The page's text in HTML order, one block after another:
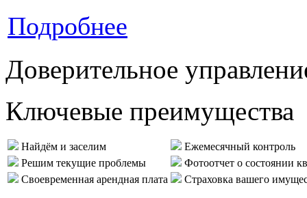
Подробнее
Доверительное
Ключевые преимущества
Найдём и заселим
Ежемесячный контроль
Решим текущие проблемы
Фотоотчет о состоянии
Своевременная арендная плата
Страховка вашего